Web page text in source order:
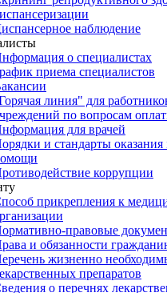
наблюдение
о специалистах
приема специалистов
линия" для
по вопросам
для врачей
и стандарты
коррупции
прикрепления к
правовые
и обязанности
жизненно
препаратов
о перечнях